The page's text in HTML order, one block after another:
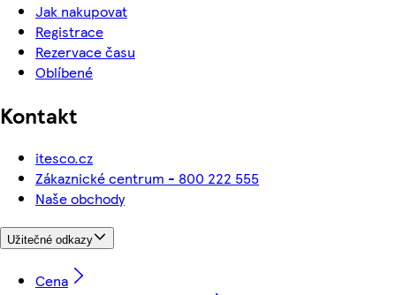
Jak nakupovat
Registrace
Rezervace času
Oblíbené
Kontakt
itesco.cz
Zákaznické centrum - 800 222 555
Naše obchody
Užitečné odkazy
Cena